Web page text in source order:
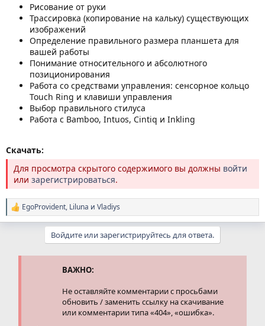
Рисование от руки
Трассировка (копирование на кальку) существующих
изображений
Определение правильного размера планшета для
вашей работы
Понимание относительного и абсолютного
позиционирования
Работа со средствами управления: сенсорное кольцо
Touch Ring и клавиши управления
Выбор правильного стилуса
Работа с Bamboo, Intuos, Cintiq и Inkling
Скачать:
Для просмотра скрытого содержимого вы должны войти
или зарегистрироваться.
Р
е
EgoProvident, Liluna и Vladiys
Войдите или зарегистрируйтесь для ответа.
ВАЖНО:
Не оставляйте комментарии с просьбами
обновить / заменить ссылку на скачивание
или комментарии типа «404», «ошибка».